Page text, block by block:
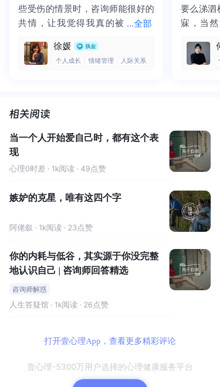
所以作为东方文明的我们靠什么来约束我们的行为？我们
例”。
为什么和羞耻感有关呢，大家可以体验一下：在中国“不孝
合群”；甚至你钱不够多，房子不够大，职位不高，娶的媳
妇不漂亮，你可能下意识都会觉得“无颜见父老相亲”等等，
简单的说就是“没面子”，面子比天大，这就像你酒桌上不喝
好，你就对不起劝你酒的人，所谓喝酒伤肝，不喝酒伤感
情，在要命还是要面子上，中国人一般选择的就是面子。
我说的这些现象，其实都是我们稍加判断就可以看到的，
是我们安身立命、和基本安全感有关的议题。
回到有关“耻感文化”的讨论，“罪感”之下，人是可以自律
的，我感觉罪恶，我需要去忏悔。而“耻感”之下，我们更多
...全部
些受伤的情景时，咨询师能很好的
共情，让我觉得我真的被
一部分未处理的情绪被注意到了，
而且当咨询师准确说出我当时的情
觉轻快了很多，感觉轻松了。很感
谢咨询师姐姐！
些受伤的情景时，咨询师能很好的
共情，让我觉得我真的被抱住了。
处理的情绪被注意到了，而且当咨
询师准确说出我当时的情绪，我感
了很多，感觉轻松了。很感谢咨询
师姐姐！
徐媛
个人成长 情绪管理 人际关系
要么涕泗
寐，当
来，觉
再困于
要么涕泗
寐，当然
不必再
梏，更
当一个人开始爱自己时，都有这个表
现
心理0时差 · 1k阅读 · 49点赞
嫉妒的克星，唯有这四个字
阿佬叙 · 1k阅读 · 23点赞
你的内耗与低谷，其实源于你没完整
地认识自己 | 咨询师回答精选
咨询师解惑
人生答疑馆 · 1k阅读 · 26点赞
打开壹心理App，查看更多精彩评论
壹心理-5300万用户选择的心理健康服务平台